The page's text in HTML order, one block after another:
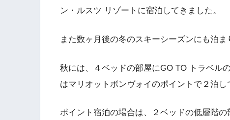
ン・ルスツ リゾートに宿泊してきました。
また数ヶ月後の冬のスキーシーズンにも泊ま
秋には、４ベッドの部屋にGO TO トラベル
はマリオットボンヴォイのポイントで２泊し
ポイント宿泊の場合は、２ベッドの低層階